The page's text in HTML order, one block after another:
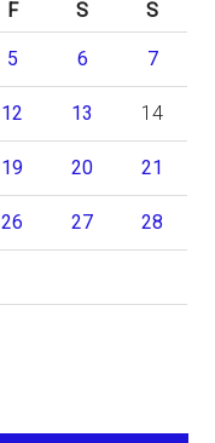
F S S
5 6 7
12 13 14
19 20 21
26 27 28